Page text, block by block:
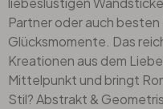
Partner oder auch
Glücksmomente. Das
Kreationen aus dem
Mittelpunkt und bringt
Stil? Abstrakt &